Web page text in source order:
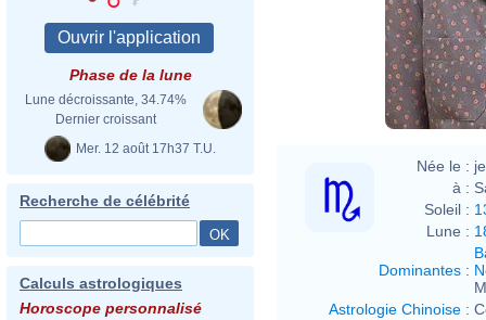
Phase de la lune
Lune décroissante, 34.74%
Dernier croissant
Mer. 12 août 17h37 T.U.
Recherche de célébrité
Calculs astrologiques
Horoscope personnalisé
Née le :
à :
Soleil :
Lune :
Dominantes :
Astrologie Chinoise :